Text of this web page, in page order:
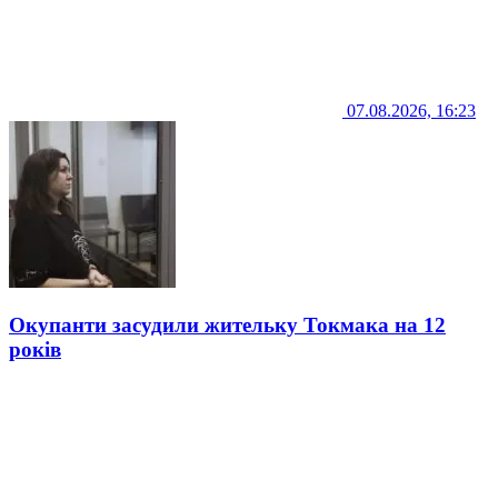
07.08.2026, 16:23
Окупанти засудили жительку Токмака на 12
років